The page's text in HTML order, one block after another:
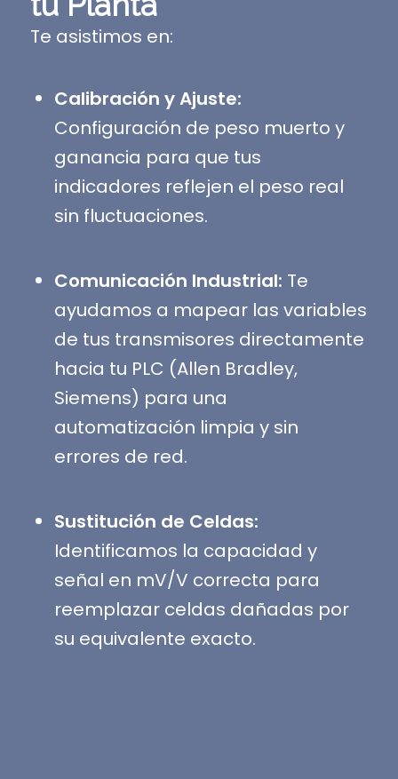
Te asistimos en:
Calibración y Ajuste:
Configuración de peso muerto y
ganancia para que tus
indicadores reflejen el peso real
sin fluctuaciones.
Comunicación Industrial: Te
ayudamos a mapear las variables
de tus transmisores directamente
hacia tu PLC (Allen Bradley,
Siemens) para una
automatización limpia y sin
errores de red.
Sustitución de Celdas:
Identificamos la capacidad y
señal en mV/V correcta para
reemplazar celdas dañadas por
su equivalente exacto.